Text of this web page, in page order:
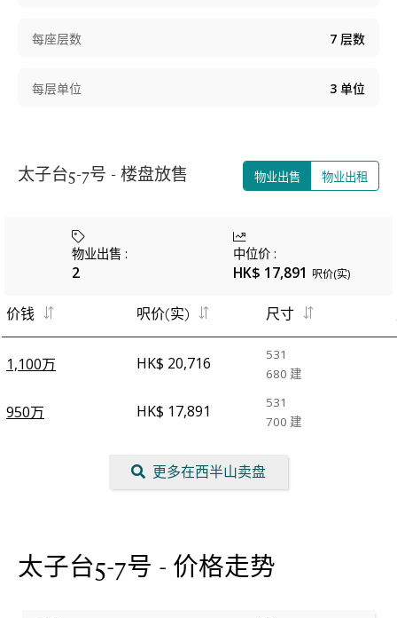
每座层数 7 层数
每层单位 3 单位
太子台5-7号 - 楼盘放售 物业出售 物业出租
物业出售 :
2
中位价:
HK$ 17,891 呎价(实)
价钱 呎价(实) 尺寸
1,100万 HK$ 20,716
531
680 建
950万 HK$ 17,891
531
700 建
更多在西半山卖盘
太子台5-7号 - 价格走势